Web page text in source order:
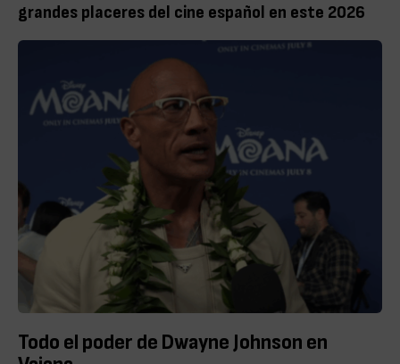
grandes placeres del cine español en este 2026
Todo el poder de Dwayne Johnson en